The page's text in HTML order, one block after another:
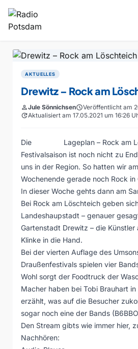
AKTUELLES
Drewitz – Rock am
personJule SönnichsenscheduleVeröffentlicht am
updateAktualisiert am 17.05.2021 um 16:26
Lageplan – Rock am
Die
Festivalsaison ist noch nicht zu
uns in der Region. So hatten wir
Wochenende gerade noch Rock
In dieser Woche gehts dann am
Bei Rock am Löschteich geben
Landeshaupstadt – genauer
Gartenstadt Drewitz – die Künstler
Klinke in die Hand.
Bei der vierten Auflage des
Draußenfestivals spielen vier
Wohl sorgt der Foodtruck der
Macher haben bei Tobi Brauhart
erzählt, was auf die Besucher
sogar noch eine der Bands
Den Stream gibts wie immer hier,
Nachhören: